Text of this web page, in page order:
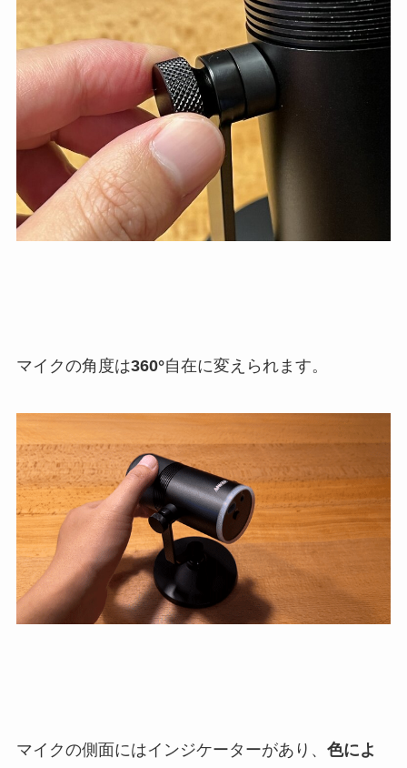
マイクの角度は360°自在に変えられます。
マイクの側面にはインジケーターがあり、 色によ